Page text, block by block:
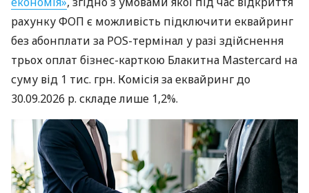
рахунку ФОП є можливість підключити еквайринг
без абонплати за POS-термінал у разі здійснення
трьох оплат бізнес-карткою Блакитна Mastercard на
суму від 1 тис. грн. Комісія за еквайринг до
30.09.2026 р. складе лише 1,2%.